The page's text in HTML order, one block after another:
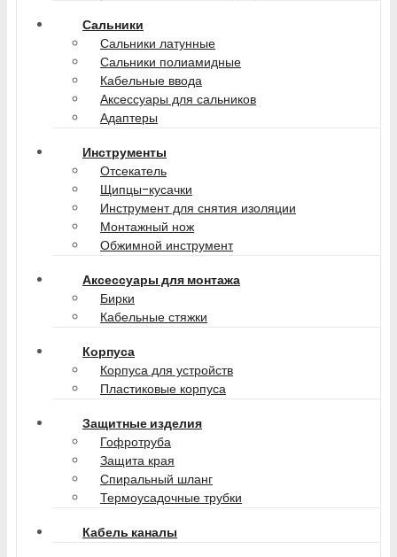
Сальники
Сальники латунные
Сальники полиамидные
Кабельные ввода
Аксессуары для сальников
Адаптеры
Инструменты
Отсекатель
Щипцы-кусачки
Инструмент для снятия изоляции
Монтажный нож
Обжимной инструмент
Аксессуары для монтажа
Бирки
Кабельные стяжки
Корпуса
Корпуса для устройств
Пластиковые корпуса
Защитные изделия
Гофротруба
Защита края
Спиральный шланг
Термоусадочные трубки
Кабель каналы